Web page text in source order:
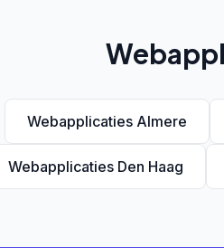
Webapplicaties Almere
Webapplicaties Den Haag